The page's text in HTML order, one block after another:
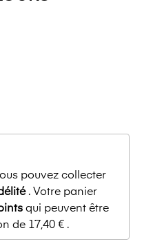
pouvez collecter
. Votre panier
qui peuvent être
de 17,40 € .